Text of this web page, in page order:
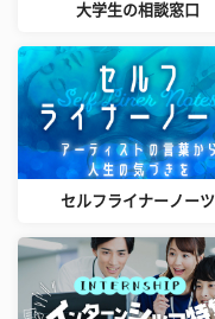
大学生の相談窓口
セルフライナーノーツ